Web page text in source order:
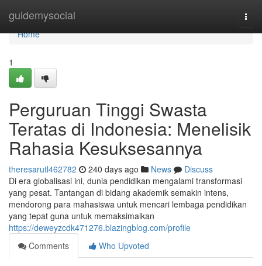
guidemysocial
Home
Home
1
Perguruan Tinggi Swasta
Teratas di Indonesia: Menelisik
Rahasia Kesuksesannya
theresarutl462782 240 days ago News
Discuss
Di era globalisasi ini, dunia pendidikan mengalami transformasi
yang pesat. Tantangan di bidang akademik semakin intens,
mendorong para mahasiswa untuk mencari lembaga pendidikan
yang tepat guna untuk memaksimalkan
https://deweyzcdk471276.blazingblog.com/profile
Comments
Who Upvoted